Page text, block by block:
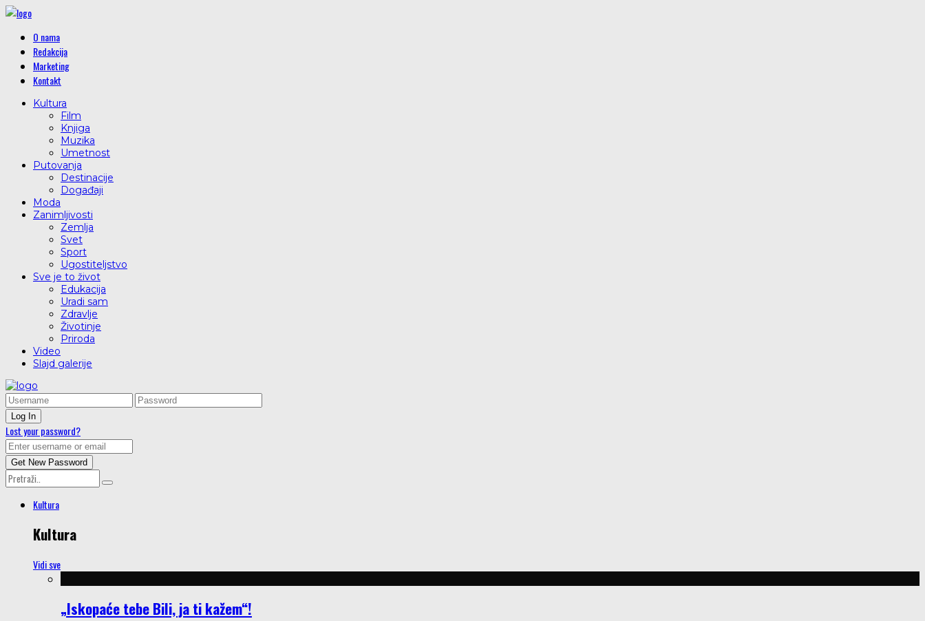
O nama
Redakcija
Marketing
Kontakt
Kultura
Film
Knjiga
Muzika
Umetnost
Putovanja
Destinacije
Događaji
Moda
Zanimljivosti
Zemlja
Svet
Sport
Ugostiteljstvo
Sve je to život
Edukacija
Uradi sam
Zdravlje
Životinje
Priroda
Video
Slajd galerije
Lost your password?
Kultura
Kultura
Vidi sve
„Iskopaće tebe Bili, ja ti kažem“!